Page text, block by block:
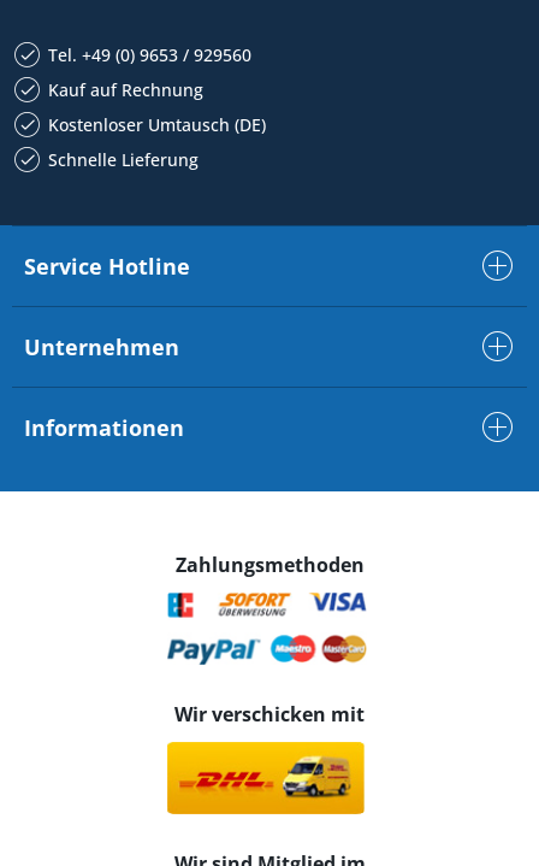
Tel. +49 (0) 9653 / 929560
Kauf auf Rechnung
Kostenloser Umtausch (DE)
Schnelle Lieferung
Service Hotline
Unternehmen
Informationen
Zahlungsmethoden
Wir verschicken mit